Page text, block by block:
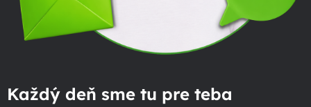
Každý deň sme tu pre teba